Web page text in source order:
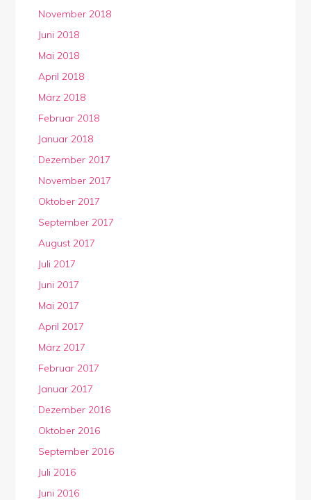
November 2018
Juni 2018
Mai 2018
April 2018
März 2018
Februar 2018
Januar 2018
Dezember 2017
November 2017
Oktober 2017
September 2017
August 2017
Juli 2017
Juni 2017
Mai 2017
April 2017
März 2017
Februar 2017
Januar 2017
Dezember 2016
Oktober 2016
September 2016
Juli 2016
Juni 2016